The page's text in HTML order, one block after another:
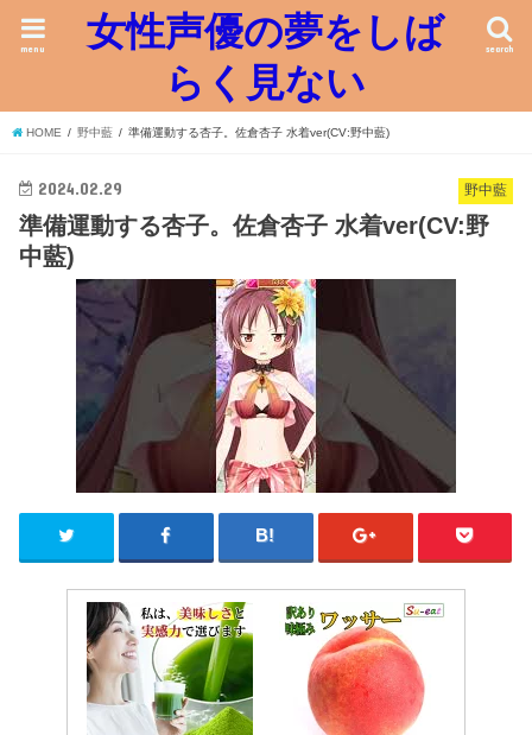
女性声優の夢をしば
らく見ない
search
menu
HOME 野中藍 準備運動する杏子。佐倉杏子 水着ver(CV:野中藍)
野中藍
2024.02.29
準備運動する杏子。佐倉杏子 水着ver(CV:野
中藍)